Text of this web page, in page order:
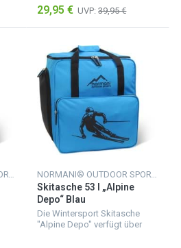
29,95 € UVP: 39,95 €
NORMANI® OUTDOOR SPORTS NORMANI® OUTDOOR SPORTS
Skitasche 53 l „Alpine
Depo“ Blau
Die Wintersport Skitasche
"Alpine Depo" verfügt über